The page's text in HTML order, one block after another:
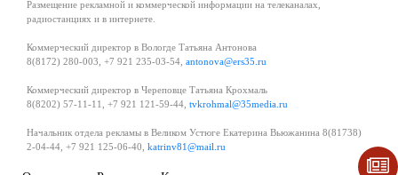
Размещение рекламной и коммерческой информации на телеканалах,
радиостанциях и в интернете.
Коммерческий директор в Вологде Татьяна Антонова
8(8172) 280-003, +7 921 235-03-54, antonova@ers35.ru
Коммерческий директор в Череповце Татьяна Крохмаль
8(8202) 57-11-11, +7 921 121-59-44, tvkrohmal@35media.ru
Начальник отдела рекламы в Великом Устюге Екатерина Вьюжанина 8(81738)
2-04-44, +7 921 125-06-40, katrinv81@mail.ru